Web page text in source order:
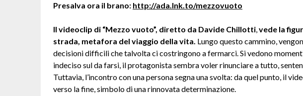
Presalva ora il brano: http://ada.lnk.to/mezzovuoto
Il videoclip di “Mezzo vuoto”, diretto da Davide Chillotti,vede la
strada, metafora del viaggio della vita. Lungo questo cammino,
decisioni difficili che talvolta ci costringono a fermarci. Si vedono
indeciso sul da farsi, il protagonista sembra voler rinunciare a tutto,
Tuttavia, l’incontro con una persona segna una svolta: da quel punto, il
verso la fine, simbolo di una rinnovata determinazione.